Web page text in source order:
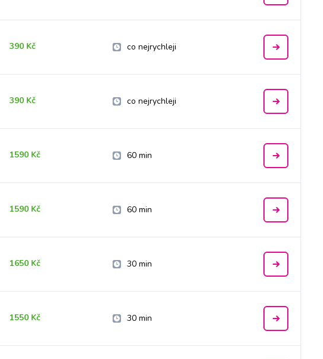
390 Kč co nejrychleji
390 Kč co nejrychleji
1590 Kč 60 min
1590 Kč 60 min
1650 Kč 30 min
1550 Kč 30 min